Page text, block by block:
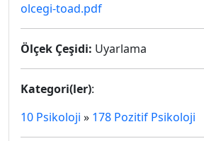
olcegi-toad.pdf
Ölçek Çeşidi: Uyarlama
Kategori(ler):
10 Psikoloji » 178 Pozitif Psikoloji